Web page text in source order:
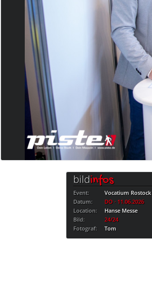
bildinfos
Event:
Vocatium Rostock
Datum:
DO · 11.06.2026
Location:
Hanse Messe
Bild:
24/24
Fotograf:
Tom